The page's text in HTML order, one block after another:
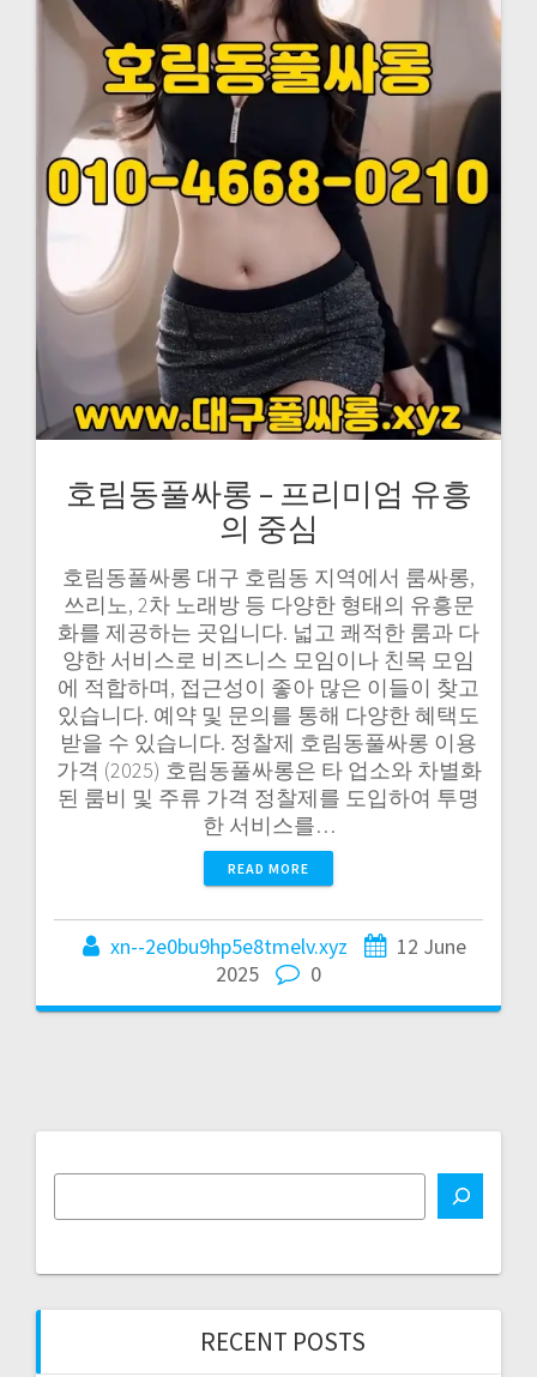
호림동풀싸롱 – 프리미엄 유흥
의 중심
호림동풀싸롱 대구 호림동 지역에서 룸싸롱,
쓰리노, 2차 노래방 등 다양한 형태의 유흥문
화를 제공하는 곳입니다. 넓고 쾌적한 룸과 다
양한 서비스로 비즈니스 모임이나 친목 모임
에 적합하며, 접근성이 좋아 많은 이들이 찾고
있습니다. 예약 및 문의를 통해 다양한 혜택도
받을 수 있습니다. 정찰제 호림동풀싸롱 이용
가격 (2025) 호림동풀싸롱은 타 업소와 차별화
된 룸비 및 주류 가격 정찰제를 도입하여 투명
한 서비스를…
READ MORE
xn--2e0bu9hp5e8tmelv.xyz
12 June
2025
0
RECENT POSTS